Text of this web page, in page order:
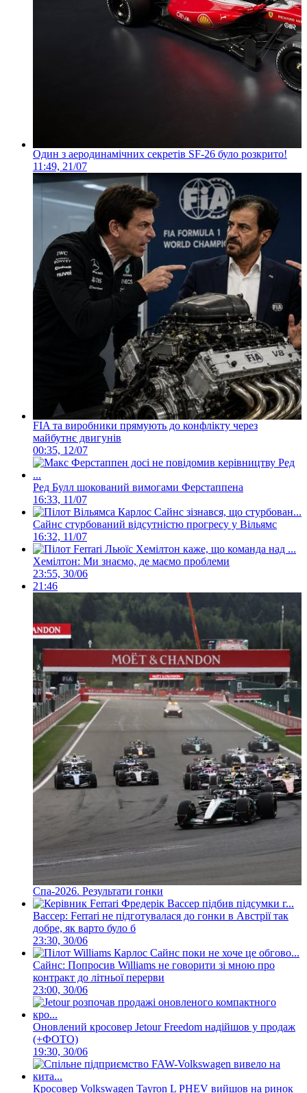
Один з аеродинамічних секретів SF-26 було розкрито!
11:49, 21/07
FIA та виробники прямують до конфлікту через
майбутнє двигунів
00:35, 12/07
Ред Булл шокований вимогами Ферстаппена
16:33, 11/07
Сайнс стурбований відсутністю прогресу у Вільямс
16:32, 11/07
Хемілтон: Ми знаємо, де маємо проблеми
23:55, 30/06
21:46
Спа-2026. Результати гонки
Вассер: Ferrari не підготувалася до гонки в Австрії так
добре, як варто було б
23:30, 30/06
Сайнс: Попросив Williams не говорити зі мною про
контракт до літньої перерви
23:00, 30/06
Оновлений кросовер Jetour Freedom надійшов у продаж
(+ФОТО)
19:30, 30/06
Кросовер Volkswagen Tayron L PHEV вийшов на ринок